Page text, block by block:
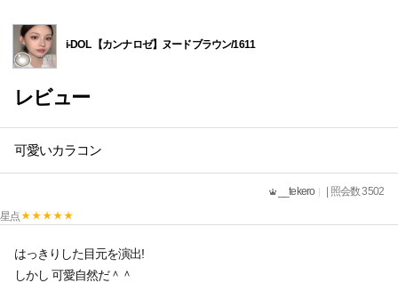
i-DOL 【カンナロゼ】ヌードブラウン/1611
レビュー
可愛いカラコン
__tekero
| 照会数 3502
星点
はっきりした目元を演出!
しかし 可愛自然だ＾＾